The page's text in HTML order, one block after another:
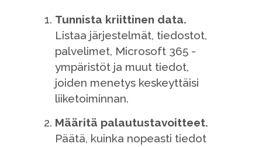
Tunnista kriittinen data.
Listaa järjestelmät, tiedostot,
palvelimet, Microsoft 365 -
ympäristöt ja muut tiedot,
joiden menetys keskeyttäisi
liiketoiminnan.
Määritä palautustavoitteet.
Päätä, kuinka nopeasti tiedot